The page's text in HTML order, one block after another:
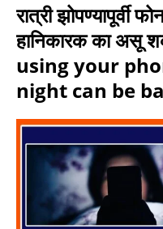
रात्री झोपण्यापूर्वी
हानिकारक का असू
using your
night can be